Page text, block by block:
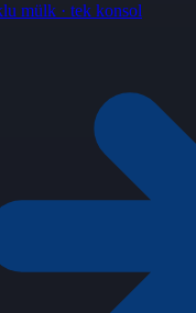
mülk · tek konsol